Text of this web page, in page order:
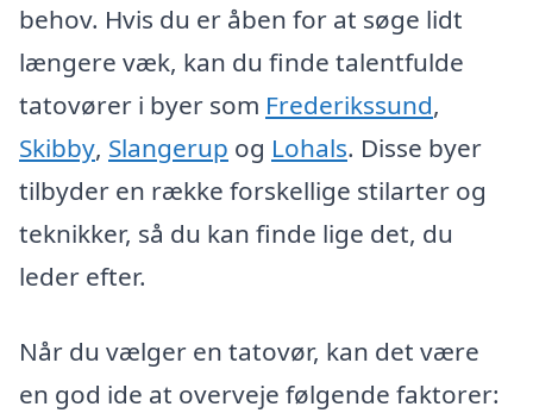
behov. Hvis du er åben for at søge lidt
længere væk, kan du finde talentfulde
tatovører i byer som Frederikssund,
Skibby, Slangerup og Lohals. Disse byer
tilbyder en række forskellige stilarter og
teknikker, så du kan finde lige det, du
leder efter.
Når du vælger en tatovør, kan det være
en god ide at overveje følgende faktorer: